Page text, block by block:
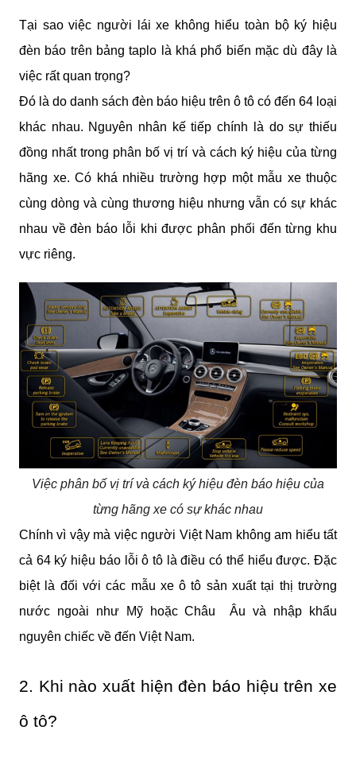
Tại sao việc người lái xe không hiểu toàn bộ ký hiệu
đèn báo trên bảng taplo là khá phổ biến mặc dù đây là
việc rất quan trọng?
Đó là do danh sách đèn báo hiệu trên ô tô có đến 64 loại
khác nhau. Nguyên nhân kế tiếp chính là do sự thiếu
đồng nhất trong phân bố vị trí và cách ký hiệu của từng
hãng xe. Có khá nhiều trường hợp một mẫu xe thuộc
cùng dòng và cùng thương hiệu nhưng vẫn có sự khác
nhau về đèn báo lỗi khi được phân phối đến từng khu
vực riêng.
Việc phân bố vị trí và cách ký hiệu đèn báo hiệu của
từng hãng xe có sự khác nhau
Chính vì vậy mà việc người Việt Nam không am hiểu tất
cả 64 ký hiệu báo lỗi ô tô là điều có thể hiểu được. Đặc
biệt là đối với các mẫu xe ô tô sản xuất tại thị trường
nước ngoài như Mỹ hoặc Châu  Âu và nhập khẩu
nguyên chiếc về đến Việt Nam.
2. Khi nào xuất hiện đèn báo hiệu trên xe
ô tô?